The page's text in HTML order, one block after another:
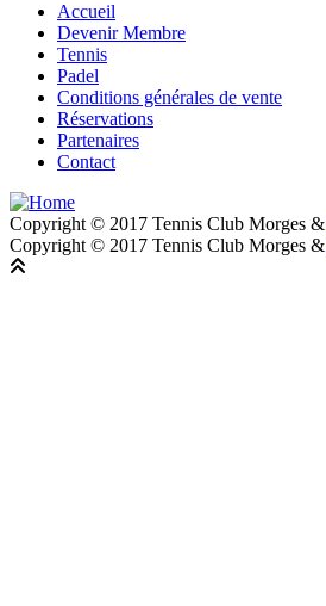
Accueil
Devenir Membre
Tennis
Padel
Conditions générales de vente
Réservations
Partenaires
Contact
Copyright © 2017 Tennis Club Morges &
Copyright © 2017 Tennis Club Morges &